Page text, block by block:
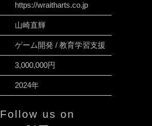
https://wraitharts.co.jp
山崎直輝
ゲーム開発 / 教育学習支援
3,000,000円
2024年
Follow us on